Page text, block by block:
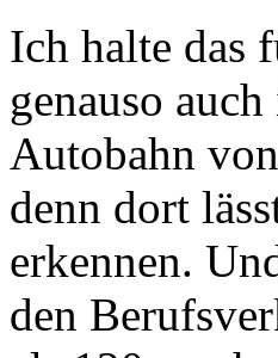
Ich halte das
genauso
Autobahn
denn dort
erkennen.
den